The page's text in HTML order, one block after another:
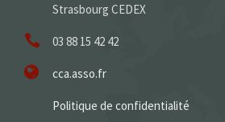
Strasbourg CEDEX
03 88 15 42 42
cca.asso.fr
Politique de confidentialité